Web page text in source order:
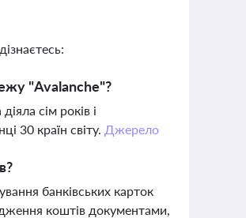
"Avalanche"?
сім років і
30 країн світу. Джерело
банківських карток
коштів документами,